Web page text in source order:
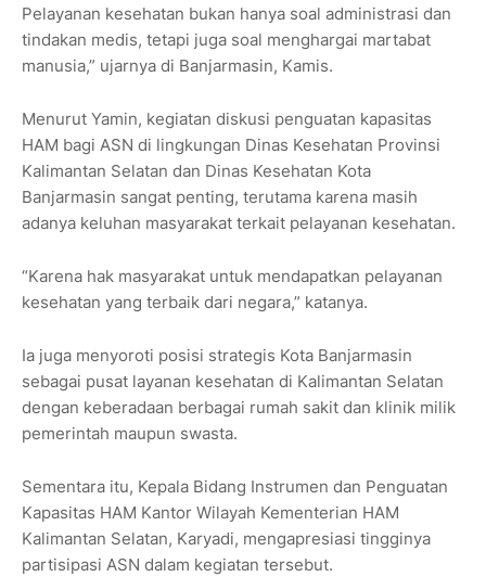
Pelayanan kesehatan bukan hanya soal administrasi dan
tindakan medis, tetapi juga soal menghargai martabat
manusia,” ujarnya di Banjarmasin, Kamis.
Menurut Yamin, kegiatan diskusi penguatan kapasitas
HAM bagi ASN di lingkungan Dinas Kesehatan Provinsi
Kalimantan Selatan dan Dinas Kesehatan Kota
Banjarmasin sangat penting, terutama karena masih
adanya keluhan masyarakat terkait pelayanan kesehatan.
“Karena hak masyarakat untuk mendapatkan pelayanan
kesehatan yang terbaik dari negara,” katanya.
Ia juga menyoroti posisi strategis Kota Banjarmasin
sebagai pusat layanan kesehatan di Kalimantan Selatan
dengan keberadaan berbagai rumah sakit dan klinik milik
pemerintah maupun swasta.
Sementara itu, Kepala Bidang Instrumen dan Penguatan
Kapasitas HAM Kantor Wilayah Kementerian HAM
Kalimantan Selatan, Karyadi, mengapresiasi tingginya
partisipasi ASN dalam kegiatan tersebut.